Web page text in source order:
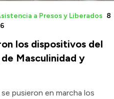
los dispositivos del
Masculinidad y
a Presos y Liberados 8
pusieron en marcha los